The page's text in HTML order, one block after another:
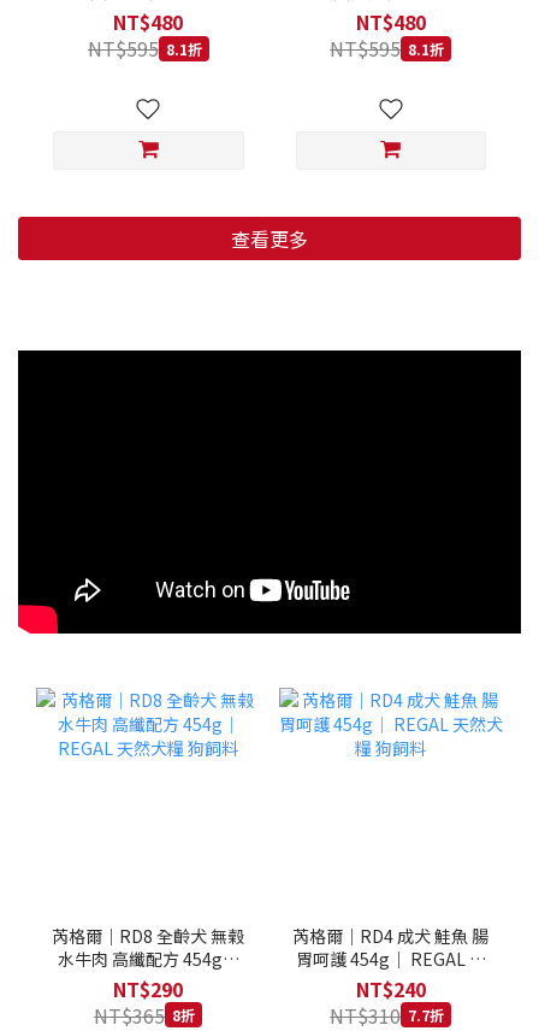
低穀鱈魚甜橙 小顆粒 800G
NT$480
NT$595 8.1折
羊肉藍莓 小顆粒 800G
NT$480
NT$595 8.1折
查看更多
芮格爾｜RD8 全齡犬 無榖
水牛肉 高纖配方 454g｜
REGAL 天然犬糧 狗飼料
NT$290
NT$365 8折
芮格爾｜RD4 成犬 鮭魚 腸
胃呵護 454g｜ REGAL 天
然犬糧 狗飼料
NT$240
NT$310 7.7折